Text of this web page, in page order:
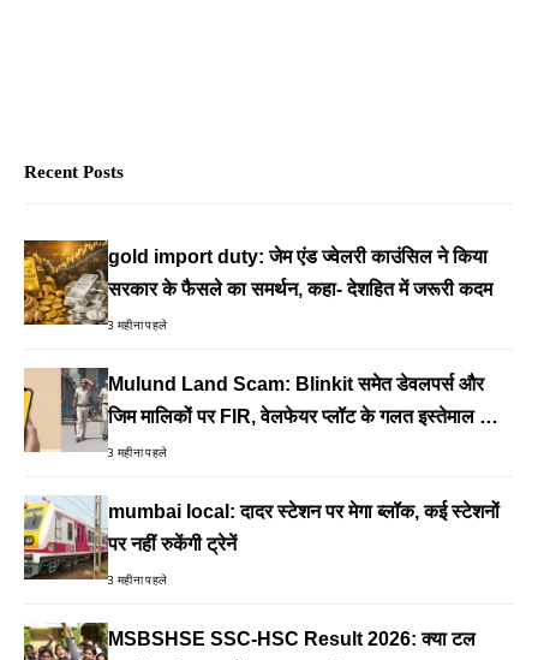
Recent Posts
gold import duty: जेम एंड ज्वेलरी काउंसिल ने किया
सरकार के फैसले का समर्थन, कहा- देशहित में जरूरी कदम
3 महीना पहले
Mulund Land Scam: Blinkit समेत डेवलपर्स और
जिम मालिकों पर FIR, वेलफेयर प्लॉट के गलत इस्तेमाल का
आरोप
3 महीना पहले
mumbai local: दादर स्टेशन पर मेगा ब्लॉक, कई स्टेशनों
पर नहीं रुकेंगी ट्रेनें
3 महीना पहले
MSBSHSE SSC-HSC Result 2026: क्या टल